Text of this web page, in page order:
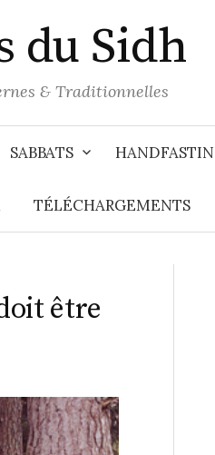
du Sidh
& Traditionnelles
SABBATS
TÉLÉCHARGEMENTS
être